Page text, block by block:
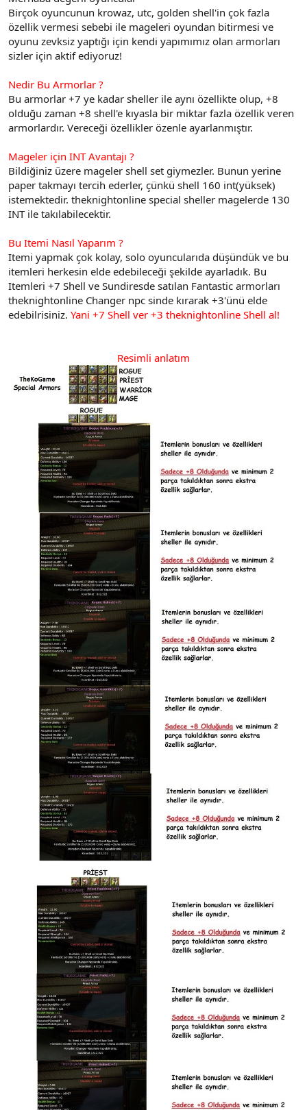
t
a
n
i
h
i
Birçok oyuncunun krowaz, utc, golden shell'in çok fazla
özellik vermesi sebebi ile mageleri oyundan bitirmesi ve
oyunu zevksiz yaptığı için kendi yapımımız olan armorları
sizler için aktif ediyoruz!
Nedir Bu Armorlar ?
Bu armorlar +7 ye kadar sheller ile aynı özellikte olup, +8
olduğu zaman +8 shell'e kıyasla bir miktar fazla özellik veren
armorlardır. Vereceği özellikler özenle ayarlanmıştır.
Mageler için INT Avantajı ?
Bildiğiniz üzere mageler shell set giymezler. Bunun yerine
paper takmayı tercih ederler, çünkü shell 160 int(yüksek)
istemektedir. theknightonline special sheller magelerde 130
INT ile takılabilecektir.
Bu Itemi Nasıl Yaparım ?
Itemi yapmak çok kolay, solo oyuncularıda düşündük ve bu
itemleri herkesin elde edebileceği şekilde ayarladık. Bu
Itemleri +7 Shell ve Sundiresde satılan Fantastic armorları
theknightonline Changer npc sinde kırarak +3'ünü elde
edebilrisiniz. Yani +7 Shell ver +3 theknightonline Shell al!
Resimli anlatım